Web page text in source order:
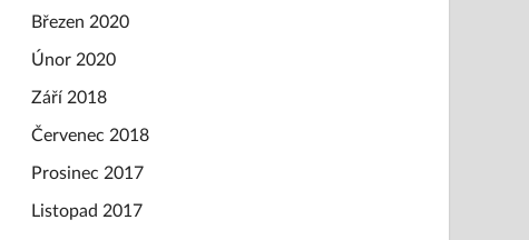
Březen 2020
Únor 2020
Září 2018
Červenec 2018
Prosinec 2017
Listopad 2017